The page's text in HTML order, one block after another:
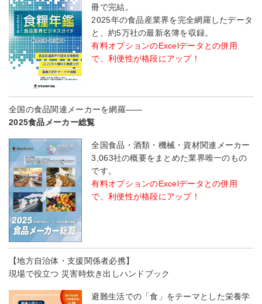
冊で完結。
2025年の食品産業界を完全網羅したデータ
と、約5万社の最新名簿を収録。
有料オプションのExcelデータとの併用
で、利便性が格段にアップ！
全国の食品関連メーカーを網羅――
2025食品メーカー総覧
全国食品・酒類・機械・資材関連メーカー
3,063社の概要をまとめた業界唯一のもの
です。
有料オプションのExcelデータとの併用
で、利便性が格段にアップ！
【地方自治体・支援関係者必携】
現場で役立つ 災害時炊き出しハンドブック
避難生活での「食」をテーマとした栄養学